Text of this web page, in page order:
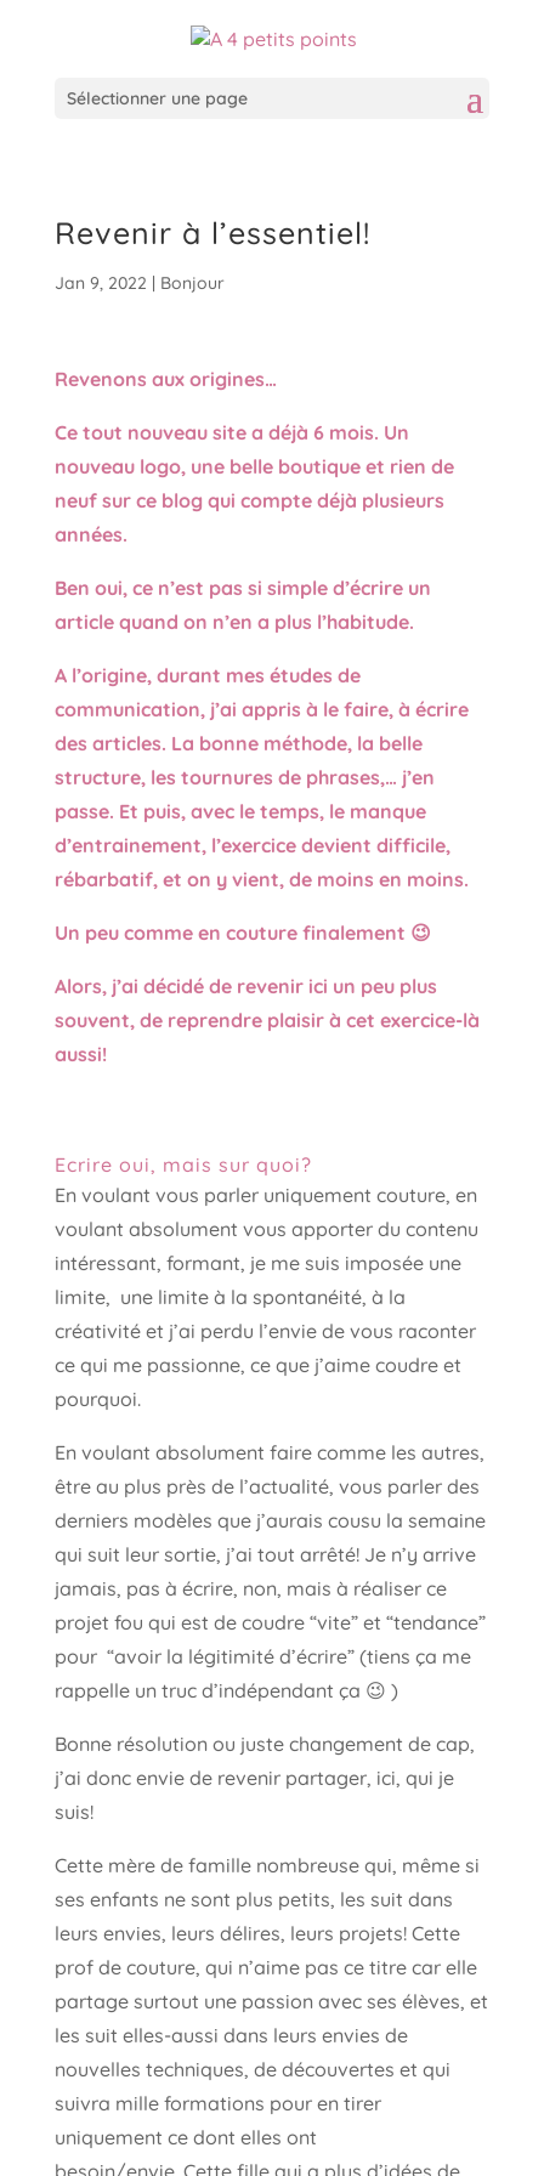
Sélectionner une page
Revenir à l’essentiel!
Jan 9, 2022 | Bonjour
Revenons aux origines…
Ce tout nouveau site a déjà 6 mois. Un
nouveau logo, une belle boutique et rien de
neuf sur ce blog qui compte déjà plusieurs
années.
Ben oui, ce n’est pas si simple d’écrire un
article quand on n’en a plus l’habitude.
A l’origine, durant mes études de
communication, j’ai appris à le faire, à écrire
des articles. La bonne méthode, la belle
structure, les tournures de phrases,… j’en
passe. Et puis, avec le temps, le manque
d’entrainement, l’exercice devient difficile,
rébarbatif, et on y vient, de moins en moins.
Un peu comme en couture finalement 😉
Alors, j’ai décidé de revenir ici un peu plus
souvent, de reprendre plaisir à cet exercice-là
aussi!
Ecrire oui, mais sur quoi?
En voulant vous parler uniquement couture, en
voulant absolument vous apporter du contenu
intéressant, formant, je me suis imposée une
limite, une limite à la spontanéité, à la
créativité et j’ai perdu l’envie de vous raconter
ce qui me passionne, ce que j’aime coudre et
pourquoi.
En voulant absolument faire comme les autres,
être au plus près de l’actualité, vous parler des
derniers modèles que j’aurais cousu la semaine
qui suit leur sortie, j’ai tout arrêté! Je n’y arrive
jamais, pas à écrire, non, mais à réaliser ce
projet fou qui est de coudre “vite” et “tendance”
pour “avoir la légitimité d’écrire” (tiens ça me
rappelle un truc d’indépendant ça 😉 )
Bonne résolution ou juste changement de cap,
j’ai donc envie de revenir partager, ici, qui je
suis!
Cette mère de famille nombreuse qui, même si
ses enfants ne sont plus petits, les suit dans
leurs envies, leurs délires, leurs projets! Cette
prof de couture, qui n’aime pas ce titre car elle
partage surtout une passion avec ses élèves, et
les suit elles-aussi dans leurs envies de
nouvelles techniques, de découvertes et qui
suivra mille formations pour en tirer
uniquement ce dont elles ont
besoin/envie. Cette fille qui a plus d’idées de